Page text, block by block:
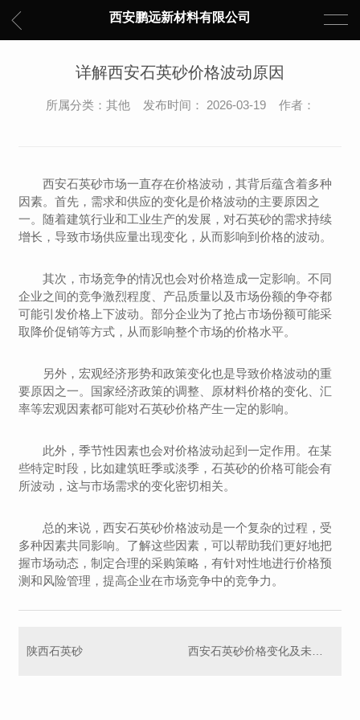
西安鹏远新材料有限公司
详解西安石英砂价格波动原因
所属分类：其他 发布时间： 2026-03-19 作者：
西安石英砂市场一直存在价格波动，其背后蕴含着多种
因素。首先，需求和供应的变化是价格波动的主要原因之
一。随着建筑行业和工业生产的发展，对石英砂的需求持续
增长，导致市场供应量出现变化，从而影响到价格的波动。
其次，市场竞争的情况也会对价格造成一定影响。不同
企业之间的竞争激烈程度、产品质量以及市场份额的争夺都
可能引发价格上下波动。部分企业为了抢占市场份额可能采
取降价促销等方式，从而影响整个市场的价格水平。
另外，宏观经济形势和政策变化也是导致价格波动的重
要原因之一。国家经济政策的调整、原材料价格的变化、汇
率等宏观因素都可能对石英砂价格产生一定的影响。
此外，季节性因素也会对价格波动起到一定作用。在某
些特定时段，比如建筑旺季或淡季，石英砂的价格可能会有
所波动，这与市场需求的变化密切相关。
总的来说，西安石英砂价格波动是一个复杂的过程，受
多种因素共同影响。了解这些因素，可以帮助我们更好地把
握市场动态，制定合理的采购策略，有针对性地进行价格预
测和风险管理，提高企业在市场竞争中的竞争力。
陕西石英砂